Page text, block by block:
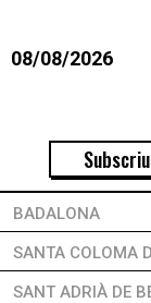
08/08/2026
BADALONA
SANTA COLOMA
SANT ADRIÀ DE